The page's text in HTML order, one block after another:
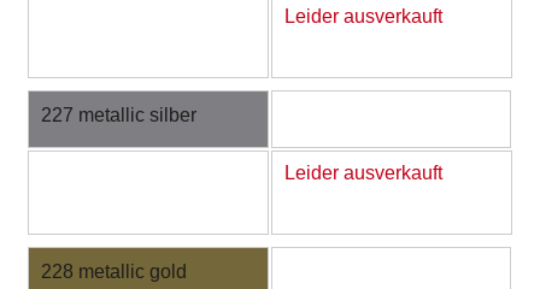
Leider ausverkauft
227 metallic silber
Leider ausverkauft
228 metallic gold